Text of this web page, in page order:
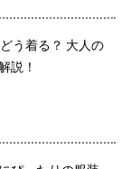
う着る？ 大人の
説！